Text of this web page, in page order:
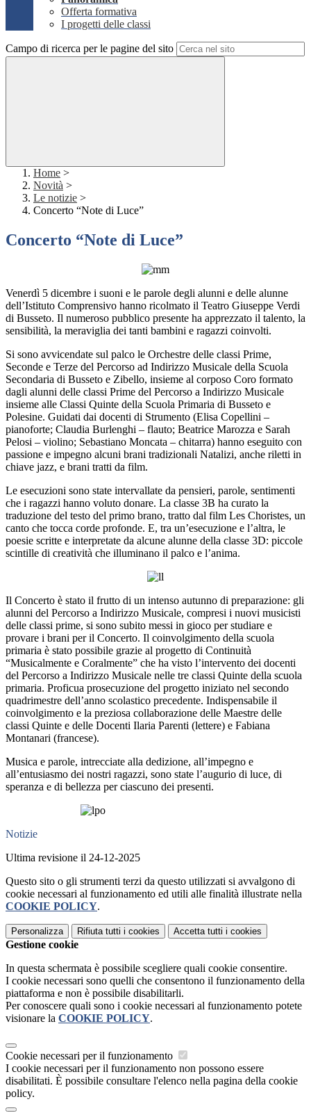
Offerta formativa
I progetti delle classi
Campo di ricerca per le pagine del sito
Home >
Novità >
Le notizie >
Concerto “Note di Luce”
Concerto “Note di Luce”
Venerdì 5 dicembre i suoni e le parole degli alunni e delle alunne
dell’Istituto Comprensivo hanno ricolmato il Teatro Giuseppe Verdi
di Busseto. Il numeroso pubblico presente ha apprezzato il talento, la
sensibilità, la meraviglia dei tanti bambini e ragazzi coinvolti.
Si sono avvicendate sul palco le Orchestre delle classi Prime,
Seconde e Terze del Percorso ad Indirizzo Musicale della Scuola
Secondaria di Busseto e Zibello, insieme al corposo Coro formato
dagli alunni delle classi Prime del Percorso a Indirizzo Musicale
insieme alle Classi Quinte della Scuola Primaria di Busseto e
Polesine. Guidati dai docenti di Strumento (Elisa Copellini –
pianoforte; Claudia Burlenghi – flauto; Beatrice Marozza e Sarah
Pelosi – violino; Sebastiano Moncata – chitarra) hanno eseguito con
passione e impegno alcuni brani tradizionali Natalizi, anche riletti in
chiave jazz, e brani tratti da film.
Le esecuzioni sono state intervallate da pensieri, parole, sentimenti
che i ragazzi hanno voluto donare. La classe 3B ha curato la
traduzione del testo del primo brano, tratto dal film Les Choristes, un
canto che tocca corde profonde. E, tra un’esecuzione e l’altra, le
poesie scritte e interpretate da alcune alunne della classe 3D: piccole
scintille di creatività che illuminano il palco e l’anima.
Il Concerto è stato il frutto di un intenso autunno di preparazione: gli
alunni del Percorso a Indirizzo Musicale, compresi i nuovi musicisti
delle classi prime, si sono subito messi in gioco per studiare e
provare i brani per il Concerto. Il coinvolgimento della scuola
primaria è stato possibile grazie al progetto di Continuità
“Musicalmente e Coralmente” che ha visto l’intervento dei docenti
del Percorso a Indirizzo Musicale nelle tre classi Quinte della scuola
primaria. Proficua prosecuzione del progetto iniziato nel secondo
quadrimestre dell’anno scolastico precedente. Indispensabile il
coinvolgimento e la preziosa collaborazione delle Maestre delle
classi Quinte e delle Docenti Ilaria Parenti (lettere) e Fabiana
Montanari (francese).
Musica e parole, intrecciate alla dedizione, all’impegno e
all’entusiasmo dei nostri ragazzi, sono state l’augurio di luce, di
speranza e di bellezza per ciascuno dei presenti.
Notizie
Ultima revisione il 24-12-2025
Questo sito o gli strumenti terzi da questo utilizzati si avvalgono di
cookie necessari al funzionamento ed utili alle finalità illustrate nella
COOKIE POLICY.
Personalizza Rifiuta tutti i cookies Accetta tutti i cookies
Gestione cookie
In questa schermata è possibile scegliere quali cookie consentire.
I cookie necessari sono quelli che consentono il funzionamento della
piattaforma e non è possibile disabilitarli.
Per conoscere quali sono i cookie necessari al funzionamento potete
visionare la COOKIE POLICY.
Cookie necessari per il funzionamento
I cookie necessari per il funzionamento non possono essere
disabilitati. È possibile consultare l'elenco nella pagina della cookie
policy.